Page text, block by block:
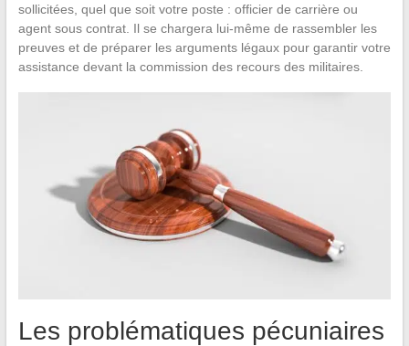
sollicitées, quel que soit votre poste : officier de carrière ou
agent sous contrat. Il se chargera lui-même de rassembler les
preuves et de préparer les arguments légaux pour garantir votre
assistance devant la commission des recours des militaires.
Les problématiques pécuniaires